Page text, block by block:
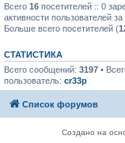
Всего 16 посетителей :: 0
активности пользователей
Больше всего посетителей (
СТАТИСТИКА
Всего сообщений: 3197 •
пользователь: cr33p
Список форумов
Создано на